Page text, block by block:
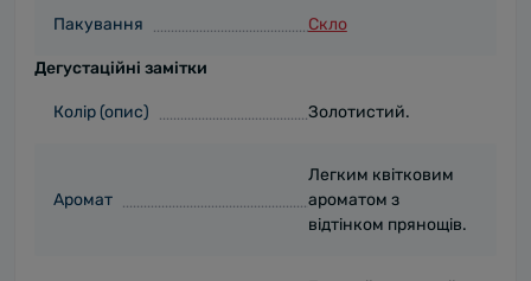
Пакування Скло
Дегустаційні замітки
Колір (опис) Золотистий.
Аромат
Легким квітковим
ароматом з
відтінком прянощів.